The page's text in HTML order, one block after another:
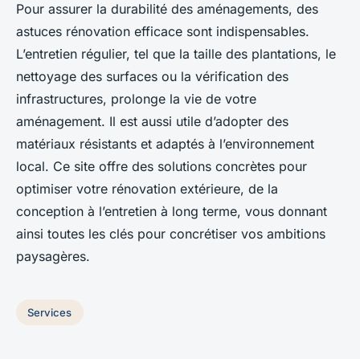
Pour assurer la durabilité des aménagements, des
astuces rénovation efficace sont indispensables.
L’entretien régulier, tel que la taille des plantations, le
nettoyage des surfaces ou la vérification des
infrastructures, prolonge la vie de votre
aménagement. Il est aussi utile d’adopter des
matériaux résistants et adaptés à l’environnement
local. Ce site offre des solutions concrètes pour
optimiser votre rénovation extérieure, de la
conception à l’entretien à long terme, vous donnant
ainsi toutes les clés pour concrétiser vos ambitions
paysagères.
Services